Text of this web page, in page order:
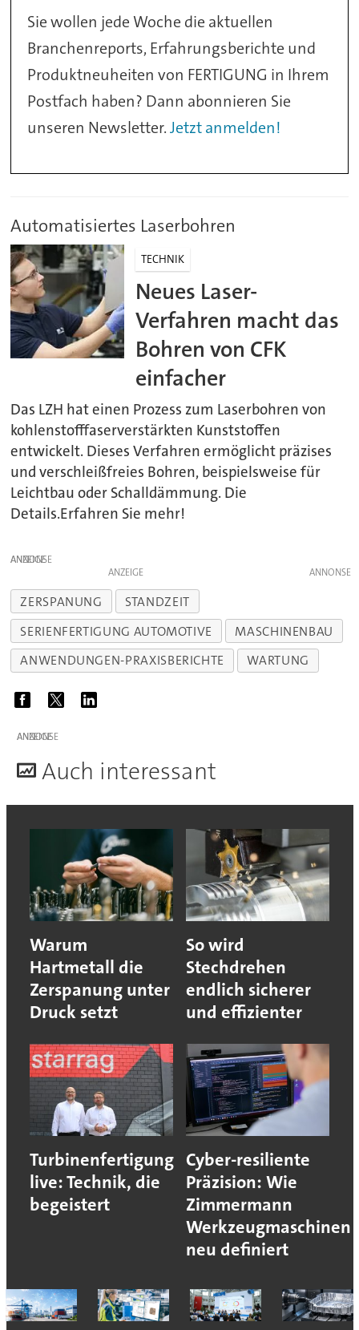
Sie wollen jede Woche die aktuellen
Branchenreports, Erfahrungsberichte und
Produktneuheiten von FERTIGUNG in Ihrem
Postfach haben? Dann abonnieren Sie
unseren Newsletter.Jetzt anmelden!
Automatisiertes Laserbohren
TECHNIK
Neues Laser-
Verfahren macht das
Bohren von CFK
einfacher
Das LZH hat einen Prozess zum Laserbohren von
kohlenstofffaserverstärkten Kunststoffen
entwickelt. Dieses Verfahren ermöglicht präzises
und verschleißfreies Bohren, beispielsweise für
Leichtbau oder Schalldämmung. Die
Details.Erfahren Sie mehr!
ANZEIGE
ANZEIGE
ZERSPANUNG
STANDZEIT
SERIENFERTIGUNG AUTOMOTIVE
MASCHINENBAU
ANWENDUNGEN-PRAXISBERICHTE
WARTUNG
ANZEIGE
Auch interessant
Warum
Hartmetall die
Zerspanung unter
Druck setzt
So wird
Stechdrehen
endlich sicherer
und effizienter
Turbinenfertigung
live: Technik, die
begeistert
Cyber-resiliente
Präzision: Wie
Zimmermann
Werkzeugmaschinen
neu definiert